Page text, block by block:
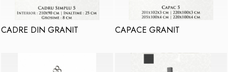
CADRE DIN GRANIT CAPACE GRANIT